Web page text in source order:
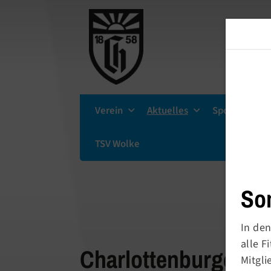
Verein Aktuelles Sportsuche
TSV Wolke
Charlottenburger
In
alle